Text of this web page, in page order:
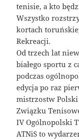
tenisie, a kto
Wszystko
kortach
Rekreacji.
Od trzech lat
białego sportu z
podczas
edycja po raz
mistrzostw Polski
Związku
IV Ogólnopolski
ATNiS to